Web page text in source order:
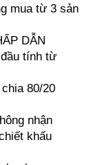
mua từ 3 sản
DẪN
tính từ
80/20
nhận
khấu